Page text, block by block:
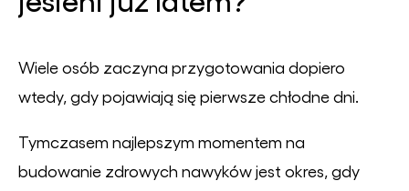
Wiele osób zaczyna przygotowania dopiero
wtedy, gdy pojawiają się pierwsze chłodne dni.
Tymczasem najlepszym momentem na
budowanie zdrowych nawyków jest okres, gdy